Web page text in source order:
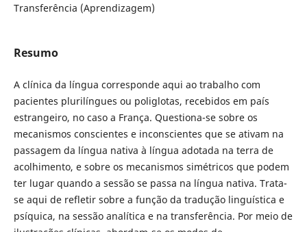
Transferência (Aprendizagem)
Resumo
A clínica da língua corresponde aqui ao trabalho com
pacientes plurilíngues ou poliglotas, recebidos em país
estrangeiro, no caso a França. Questiona-se sobre os
mecanismos conscientes e inconscientes que se ativam na
passagem da língua nativa à língua adotada na terra de
acolhimento, e sobre os mecanismos simétricos que podem
ter lugar quando a sessão se passa na língua nativa. Trata-
se aqui de refletir sobre a função da tradução linguística e
psíquica, na sessão analítica e na transferência. Por meio de